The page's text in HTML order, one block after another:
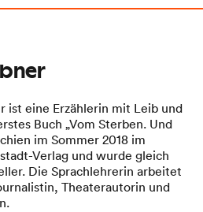
ist eine Erzählerin mit Leib und
Buch „Vom Sterben. Und
im Sommer 2018 im
Verlag und wurde gleich
Die Sprachlehrerin arbeitet
Theaterautorin und